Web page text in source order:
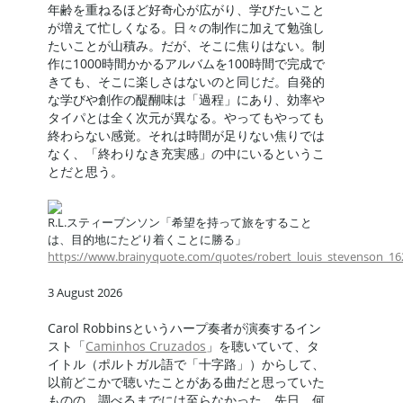
年齢を重ねるほど好奇心が広がり、学びたいこと
が増えて忙しくなる。日々の制作に加えて勉強し
たいことが山積み。だが、そこに焦りはない。制
作に1000時間かかるアルバムを100時間で完成で
きても、そこに楽しさはないのと同じだ。自発的
な学びや創作の醍醐味は「過程」にあり、効率や
タイパとは全く次元が異なる。やってもやっても
終わらない感覚。それは時間が足りない焦りでは
なく、「終わりなき充実感」の中にいるというこ
とだと思う。
R.L.スティーブンソン「希望を持って旅をすること
は、目的地にたどり着くことに勝る」
https://www.brainyquote.com/quotes/
3 August 2026
Carol Robbinsというハープ奏者が演奏するイン
スト「Caminhos Cruzados 」を聴いていて、タ
イトル（ポルトガル語で「十字路」）からして、
以前どこかで聴いたことがある曲だと思っていた